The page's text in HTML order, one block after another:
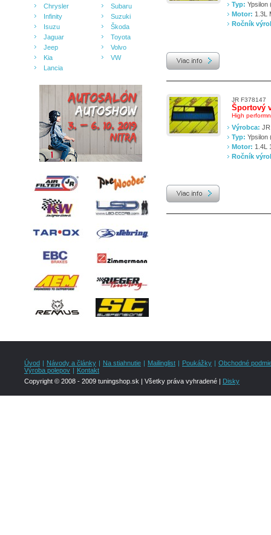
Chrysler
Infinity
Isuzu
Jaguar
Jeep
Kia
Lancia
Subaru
Suzuki
Škoda
Toyota
Volvo
VW
Typ: Ypsilon
Motor: 1.3L
Ročník
JR F378147
Športový
High
Výrobca:
Typ: Ypsilon
Motor: 1.4L
Ročník
Úvod | Návody a články | Na stiahnutie | Mailinglist | Poukážky | Obchodné
Výroba polepov | Kontakt
Copyright © 2008 - 2009 tuningshop.sk | Všetky práva vyhradené | Disky